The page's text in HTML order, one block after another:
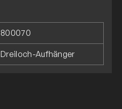
800070
Dreiloch-Aufhänger